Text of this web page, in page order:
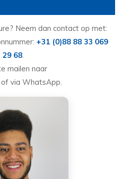
Neem dan contact op met:
+31 (0)88 88 33 069
29 68.
mailen naar
of via WhatsApp.